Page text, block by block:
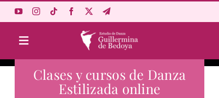
Toggle
Navigation
Aprende Online
Clases y cursos de Danza
Estilizada online